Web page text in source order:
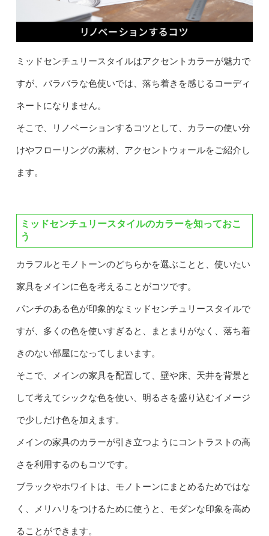
ミッドセンチュリースタイルはアクセントカラーが魅力で
すが、バラバラな色使いでは、落ち着きを感じるコーディ
ネートになりません。
そこで、リノベーションするコツとして、カラーの使い分
けやフローリングの素材、アクセントウォールをご紹介し
ます。
ミッドセンチュリースタイルのカラーを知っておこ
う
カラフルとモノトーンのどちらかを選ぶことと、使いたい
家具をメインに色を考えることがコツです。
パンチのある色が印象的なミッドセンチュリースタイルで
すが、多くの色を使いすぎると、まとまりがなく、落ち着
きのない部屋になってしまいます。
そこで、メインの家具を配置して、壁や床、天井を背景と
して考えてシックな色を使い、明るさを盛り込むイメージ
で少しだけ色を加えます。
メインの家具のカラーが引き立つようにコントラストの高
さを利用するのもコツです。
ブラックやホワイトは、モノトーンにまとめるためではな
く、メリハリをつけるために使うと、モダンな印象を高め
ることができます。